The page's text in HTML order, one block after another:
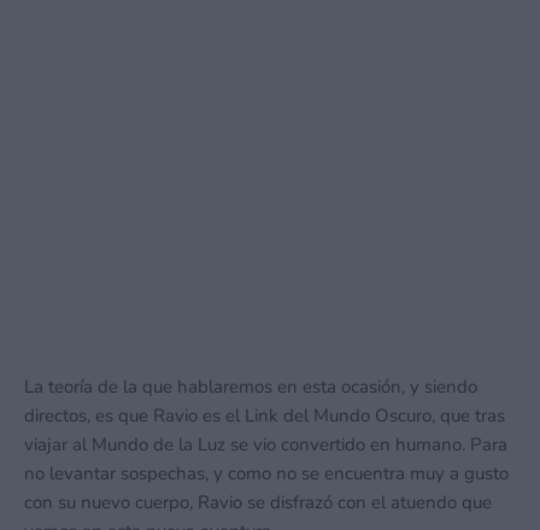
La teoría de la que hablaremos en esta ocasión, y siendo
directos, es que Ravio es el Link del Mundo Oscuro, que tras
viajar al Mundo de la Luz se vio convertido en humano. Para
no levantar sospechas, y como no se encuentra muy a gusto
con su nuevo cuerpo, Ravio se disfrazó con el atuendo que